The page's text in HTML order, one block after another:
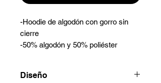
-Hoodie de algodón con gorro sin
cierre
-50% algodón y 50% poliéster
Diseño